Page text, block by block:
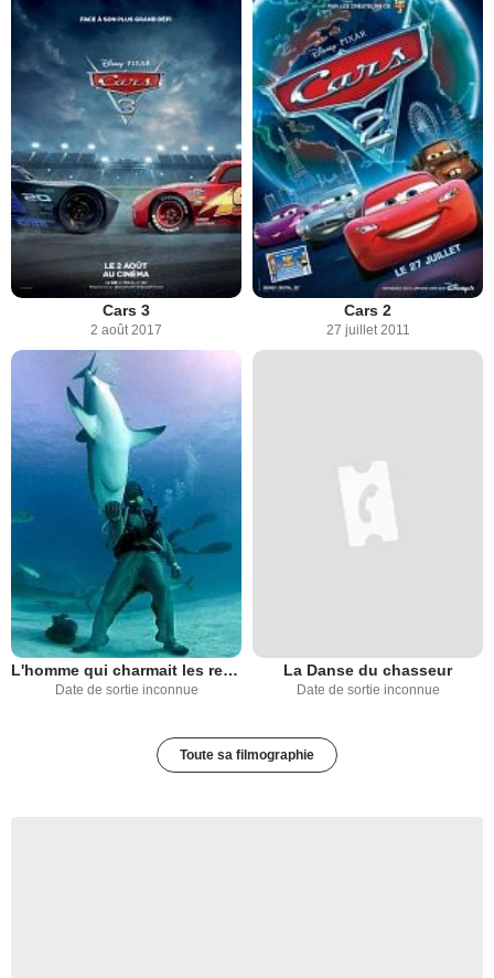
Cars 3
2 août 2017
Cars 2
27 juillet 2011
L'homme qui charmait les requins
Date de sortie inconnue
La Danse du chasseur
Date de sortie inconnue
Toute sa filmographie